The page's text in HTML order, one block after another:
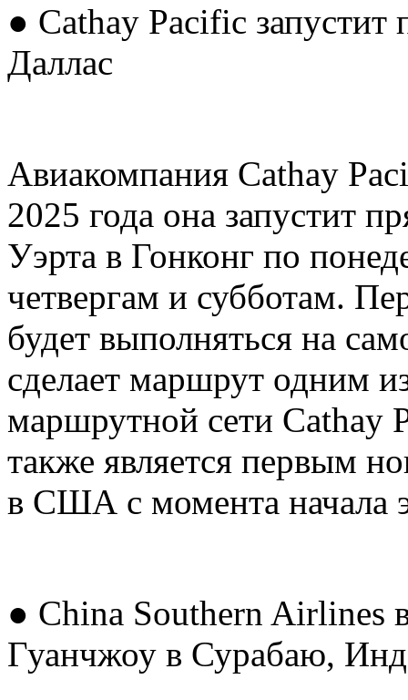
● Cathay Pacific
Даллас
Авиакомпания Cathay
2025 года она запустит
Уэрта в Гонконг по
четвергам и субботам.
будет выполняться на
сделает маршрут одним
маршрутной сети Cathay
также является первым
в США с момента начала
● China Southern Airlines
Гуанчжоу в Сурабаю,